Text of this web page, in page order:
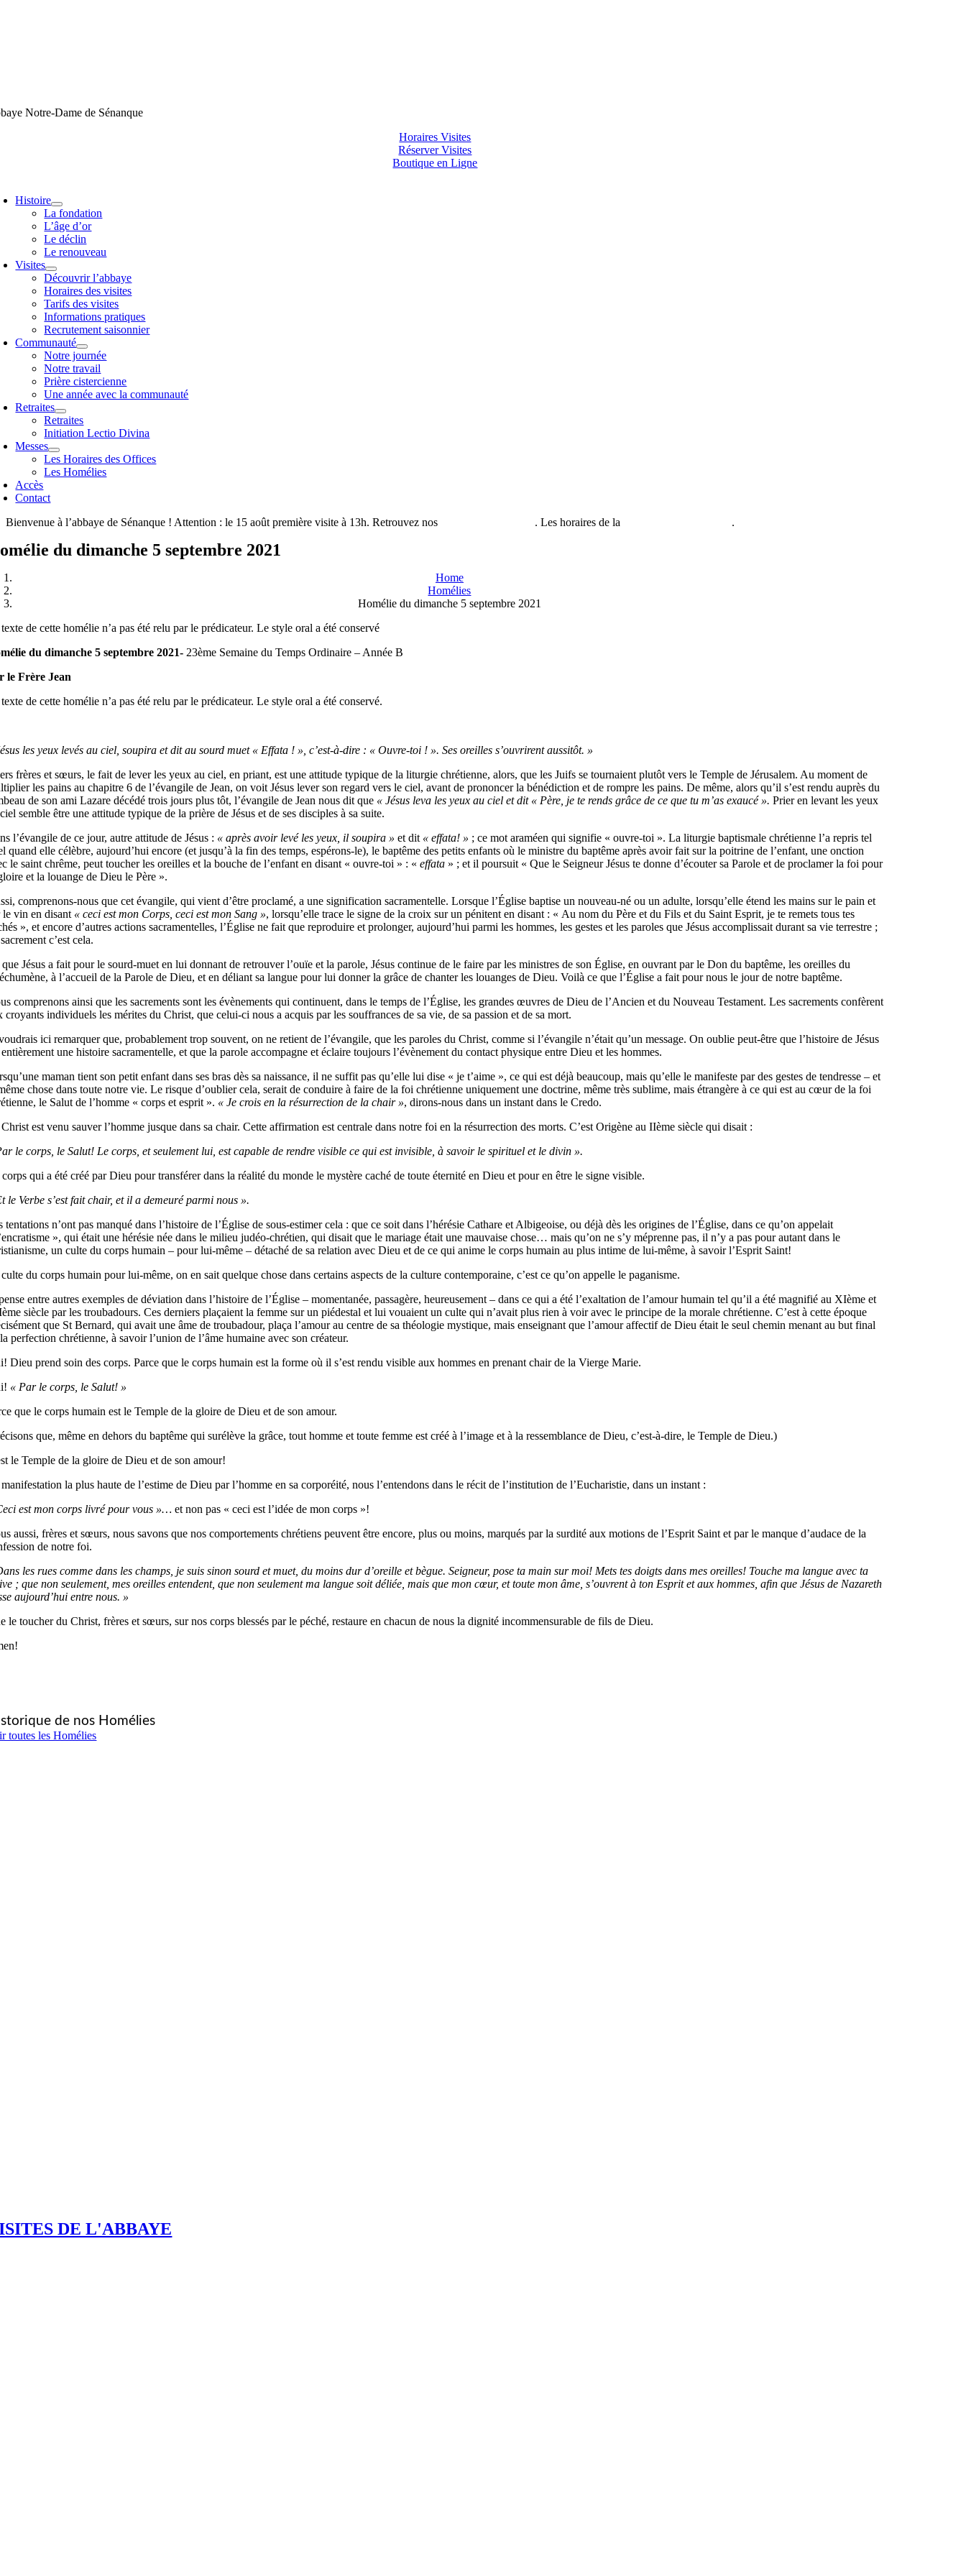
Notre-Dame de Sénanque
Horaires Visites
Réserver Visites
Boutique en Ligne
Histoire
La fondation
L’âge d’or
Le déclin
Le renouveau
Visites
Découvrir l’abbaye
Horaires des visites
Tarifs des visites
Informations pratiques
Recrutement saisonnier
Communauté
Notre journée
Notre travail
Prière cistercienne
Une année avec la communauté
Retraites
Retraites
Initiation Lectio Divina
Messes
Les Horaires des Offices
Les Homélies
Accès
Contact
Bienvenue à l’abbaye de Sénanque ! Attention : le 15 août première visite à 13h. Retrouvez nos
. Les horaires de la .
du dimanche 5 septembre 2021
Home
Homélies
Homélie du dimanche 5 septembre 2021
de cette homélie n’a pas été relu par le prédicateur. Le style oral a été conservé
du dimanche 5 septembre 2021- 23ème Semaine du Temps Ordinaire – Année B
le Frère Jean
de cette homélie n’a pas été relu par le prédicateur. Le style oral a été conservé.
les yeux levés au ciel, soupira et dit au sourd muet « Effata ! », c’est-à-dire : « Ouvre-toi ! ». Ses oreilles s’ouvrirent aussitôt. »
frères et sœurs, le fait de lever les yeux au ciel, en priant, est une attitude typique de la liturgie chrétienne, alors, que les Juifs se tournaient plutôt vers le Temple de Jérusalem. Au moment de
les pains au chapitre 6 de l’évangile de Jean, on voit Jésus lever son regard vers le ciel, avant de prononcer la bénédiction et de rompre les pains. De même, alors qu’il s’est rendu auprès du
de son ami Lazare décédé trois jours plus tôt, l’évangile de Jean nous dit que « Jésus leva les yeux au ciel et dit « Père, je te rends grâce de ce que tu m’as exaucé ». Prier en levant les yeux
semble être une attitude typique de la prière de Jésus et de ses disciples à sa suite.
l’évangile de ce jour, autre attitude de Jésus : « après avoir levé les yeux, il soupira » et dit « effata! » ; ce mot araméen qui signifie « ouvre-toi ». La liturgie baptismale chrétienne l’a repris tel
quand elle célèbre, aujourd’hui encore (et jusqu’à la fin des temps, espérons-le), le baptême des petits enfants où le ministre du baptême après avoir fait sur la poitrine de l’enfant, une onction
le saint chrême, peut toucher les oreilles et la bouche de l’enfant en disant « ouvre-toi » : «effata » ; et il poursuit « Que le Seigneur Jésus te donne d’écouter sa Parole et de proclamer la foi pour
et la louange de Dieu le Père ».
comprenons-nous que cet évangile, qui vient d’être proclamé, a une signification sacramentelle. Lorsque l’Église baptise un nouveau-né ou un adulte, lorsqu’elle étend les mains sur le pain et
le vin en disant « ceci est mon Corps, ceci est mon Sang », lorsqu’elle trace le signe de la croix sur un pénitent en disant : « Au nom du Père et du Fils et du Saint Esprit, je te remets tous tes
», et encore d’autres actions sacramentelles, l’Église ne fait que reproduire et prolonger, aujourd’hui parmi les hommes, les gestes et les paroles que Jésus accomplissait durant sa vie terrestre ;
c’est cela.
que Jésus a fait pour le sourd-muet en lui donnant de retrouver l’ouïe et la parole, Jésus continue de le faire par les ministres de son Église, en ouvrant par le Don du baptême, les oreilles du
à l’accueil de la Parole de Dieu, et en déliant sa langue pour lui donner la grâce de chanter les louanges de Dieu. Voilà ce que l’Église a fait pour nous le jour de notre baptême.
comprenons ainsi que les sacrements sont les évènements qui continuent, dans le temps de l’Église, les grandes œuvres de Dieu de l’Ancien et du Nouveau Testament. Les sacrements confèrent
croyants individuels les mérites du Christ, que celui-ci nous a acquis par les souffrances de sa vie, de sa passion et de sa mort.
ici remarquer que, probablement trop souvent, on ne retient de l’évangile, que les paroles du Christ, comme si l’évangile n’était qu’un message. On oublie peut-être que l’histoire de Jésus
entièrement une histoire sacramentelle, et que la parole accompagne et éclaire toujours l’évènement du contact physique entre Dieu et les hommes.
maman tient son petit enfant dans ses bras dès sa naissance, il ne suffit pas qu’elle lui dise « je t’aime », ce qui est déjà beaucoup, mais qu’elle le manifeste par des gestes de tendresse – et
chose dans toute notre vie. Le risque d’oublier cela, serait de conduire à faire de la foi chrétienne uniquement une doctrine, même très sublime, mais étrangère à ce qui est au cœur de la foi
le Salut de l’homme « corps et esprit ». « Je crois en la résurrection de la chair », dirons-nous dans un instant dans le Credo.
est venu sauver l’homme jusque dans sa chair. Cette affirmation est centrale dans notre foi en la résurrection des morts. C’est Origène au IIème siècle qui disait :
le corps, le Salut! Le corps, et seulement lui, est capable de rendre visible ce qui est invisible, à savoir le spirituel et le divin ».
corps qui a été créé par Dieu pour transférer dans la réalité du monde le mystère caché de toute éternité en Dieu et pour en être le signe visible.
le Verbe s’est fait chair, et il a demeuré parmi nous ».
tentations n’ont pas manqué dans l’histoire de l’Église de sous-estimer cela : que ce soit dans l’hérésie Cathare et Albigeoise, ou déjà dès les origines de l’Église, dans ce qu’on appelait
», qui était une hérésie née dans le milieu judéo-chrétien, qui disait que le mariage était une mauvaise chose… mais qu’on ne s’y méprenne pas, il n’y a pas pour autant dans le
un culte du corps humain – pour lui-même – détaché de sa relation avec Dieu et de ce qui anime le corps humain au plus intime de lui-même, à savoir l’Esprit Saint!
du corps humain pour lui-même, on en sait quelque chose dans certains aspects de la culture contemporaine, c’est ce qu’on appelle le paganisme.
entre autres exemples de déviation dans l’histoire de l’Église – momentanée, passagère, heureusement – dans ce qui a été l’exaltation de l’amour humain tel qu’il a été magnifié au XIème et
siècle par les troubadours. Ces derniers plaçaient la femme sur un piédestal et lui vouaient un culte qui n’avait plus rien à voir avec le principe de la morale chrétienne. C’est à cette époque
que St Bernard, qui avait une âme de troubadour, plaça l’amour au centre de sa théologie mystique, mais enseignant que l’amour affectif de Dieu était le seul chemin menant au but final
perfection chrétienne, à savoir l’union de l’âme humaine avec son créateur.
Dieu prend soin des corps. Parce que le corps humain est la forme où il s’est rendu visible aux hommes en prenant chair de la Vierge Marie.
« Par le corps, le Salut! »
que le corps humain est le Temple de la gloire de Dieu et de son amour.
que, même en dehors du baptême qui surélève la grâce, tout homme et toute femme est créé à l’image et à la ressemblance de Dieu, c’est-à-dire, le Temple de Dieu.)
le Temple de la gloire de Dieu et de son amour!
la plus haute de l’estime de Dieu par l’homme en sa corporéité, nous l’entendons dans le récit de l’institution de l’Eucharistie, dans un instant :
est mon corps livré pour vous »… et non pas « ceci est l’idée de mon corps »!
aussi, frères et sœurs, nous savons que nos comportements chrétiens peuvent être encore, plus ou moins, marqués par la surdité aux motions de l’Esprit Saint et par le manque d’audace de la
de notre foi.
les rues comme dans les champs, je suis sinon sourd et muet, du moins dur d’oreille et bègue. Seigneur, pose ta main sur moi! Mets tes doigts dans mes oreilles! Touche ma langue avec ta
; que non seulement, mes oreilles entendent, que non seulement ma langue soit déliée, mais que mon cœur, et toute mon âme, s’ouvrent à ton Esprit et aux hommes, afin que Jésus de Nazareth
aujourd’hui entre nous. »
le toucher du Christ, frères et sœurs, sur nos corps blessés par le péché, restaure en chacun de nous la dignité incommensurable de fils de Dieu.
de nos Homélies
toutes les Homélies
DE L'ABBAYE